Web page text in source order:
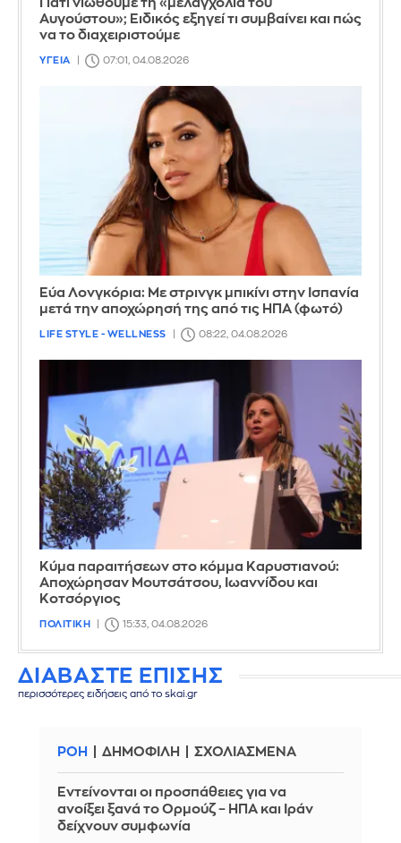
Γιατί νιώθουμε τη «μελαγχολία του
Αυγούστου»; Ειδικός εξηγεί τι συμβαίνει και πώς
να το διαχειριστούμε
ΥΓΕΙΑ 07:01, 04.08.2026
Εύα Λονγκόρια: Με στρινγκ μπικίνι στην Ισπανία
μετά την αποχώρησή της από τις ΗΠΑ (φωτό)
LIFE STYLE - WELLNESS 08:22, 04.08.2026
Κύμα παραιτήσεων στο κόμμα Καρυστιανού:
Αποχώρησαν Μουτσάτσου, Ιωαννίδου και
Κοτσόργιος
ΠΟΛΙΤΙΚΗ 15:33, 04.08.2026
ΔΙΑΒΑΣΤΕ ΕΠΙΣΗΣ
περισσότερες ειδήσεις από το skai.gr
ΡΟΗ ΔΗΜΟΦΙΛΗ ΣΧΟΛΙΑΣΜΕΝΑ
Εντείνονται οι προσπάθειες για να
ανοίξει ξανά το Ορμούζ – ΗΠΑ και Ιράν
δείχνουν συμφωνία